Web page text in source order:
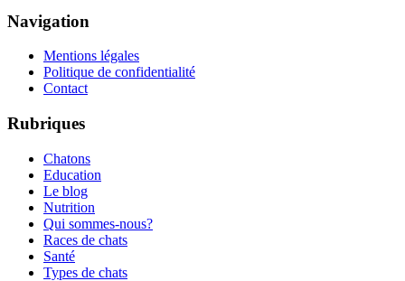
Navigation
Mentions légales
Politique de confidentialité
Contact
Rubriques
Chatons
Education
Le blog
Nutrition
Qui sommes-nous?
Races de chats
Santé
Types de chats